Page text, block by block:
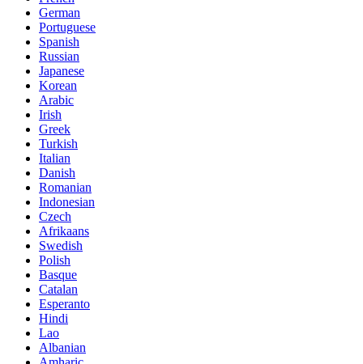
German
Portuguese
Spanish
Russian
Japanese
Korean
Arabic
Irish
Greek
Turkish
Italian
Danish
Romanian
Indonesian
Czech
Afrikaans
Swedish
Polish
Basque
Catalan
Esperanto
Hindi
Lao
Albanian